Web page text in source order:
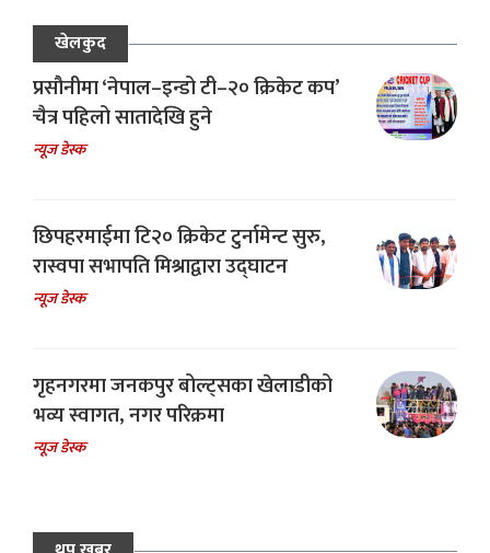
खेलकुद
प्रसौनीमा ‘नेपाल–इन्डो टी–२० क्रिकेट कप’
चैत्र पहिलो सातादेखि हुने
न्यूज डेस्क
छिपहरमाईमा टि२० क्रिकेट टुर्नामेन्ट सुरु,
रास्वपा सभापति मिश्राद्वारा उद्घाटन
न्यूज डेस्क
गृहनगरमा जनकपुर बोल्ट्सका खेलाडीको
भव्य स्वागत, नगर परिक्रमा
न्यूज डेस्क